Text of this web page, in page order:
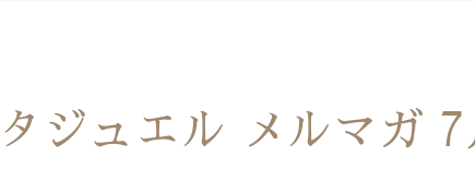
ジュエル メルマガ 7